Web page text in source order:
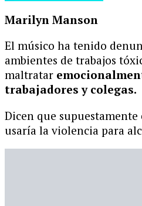
Marilyn Manson
El músico ha tenido
ambientes de trabajos
maltratar
trabajadores y colegas.
Dicen que
usaría la violencia para